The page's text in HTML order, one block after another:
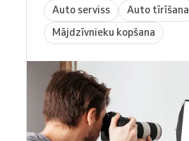
Auto serviss
Auto tīrīšana
Mājdzīvnieku kopšana